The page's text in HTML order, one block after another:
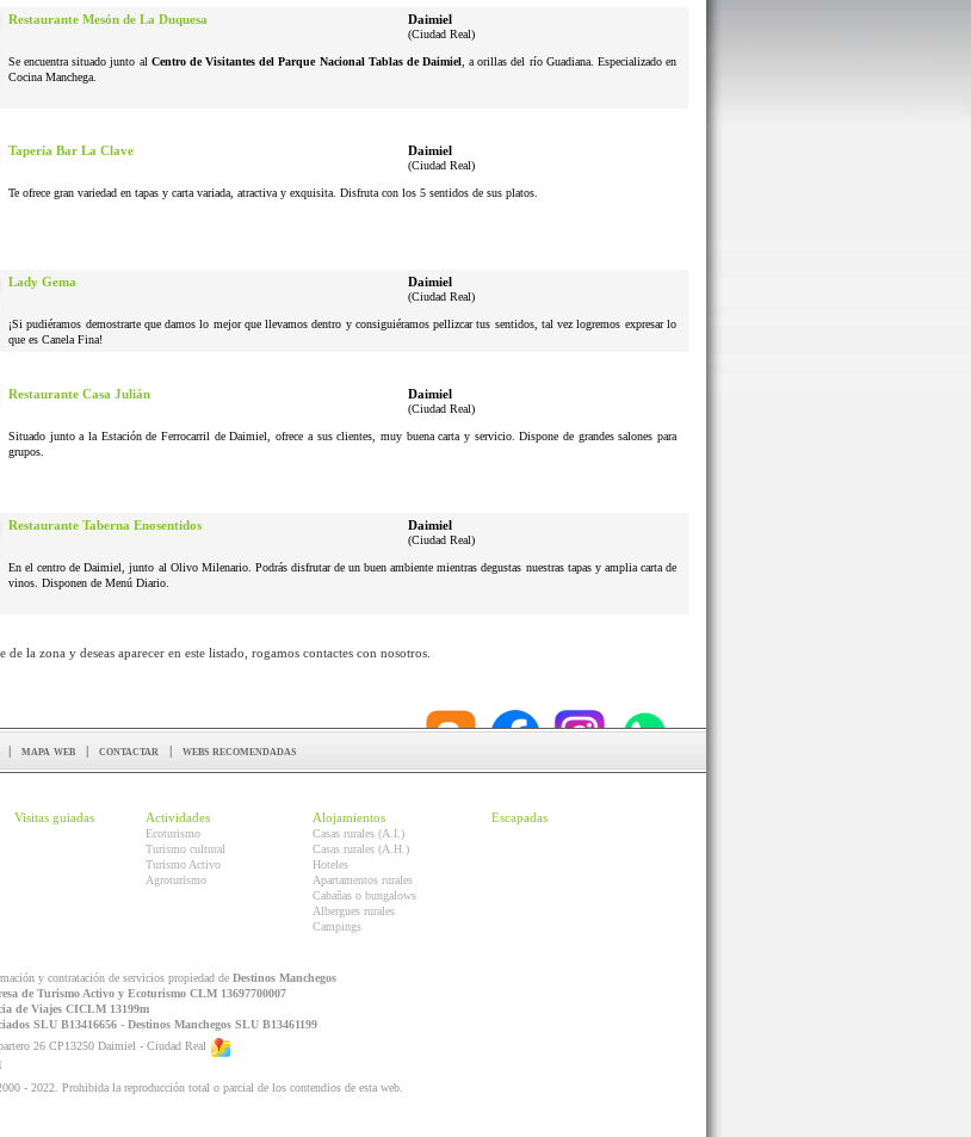
Restaurante Mesón de La Duquesa Daimiel
(Ciudad Real)
Se encuentra situado junto al Centro de Visitantes del Parque Nacional Tablas de Daimiel, a orillas del río Guadiana. Especializado en
Cocina Manchega.
Tapería Bar La Clave Daimiel
(Ciudad Real)
Te ofrece gran variedad en tapas y carta variada, atractiva y exquisita. Disfruta con los 5 sentidos de sus platos.
Lady Gema Daimiel
(Ciudad Real)
¡Si pudiéramos demostrarte que damos lo mejor que llevamos dentro y consiguiéramos pellizcar tus sentidos, tal vez logremos expresar lo
que es Canela Fina!
Restaurante Casa Julián Daimiel
(Ciudad Real)
Situado junto a la Estación de Ferrocarril de Daimiel, ofrece a sus clientes, muy buena carta y servicio. Dispone de grandes salones para
grupos.
Restaurante Taberna Enosentidos Daimiel
(Ciudad Real)
En el centro de Daimiel, junto al Olivo Milenario. Podrás disfrutar de un buen ambiente mientras degustas nuestras tapas y amplia carta de
vinos. Disponen de Menú Diario.
de la zona y deseas aparecer en este listado, rogamos contactes con nosotros.
| mapa web | contactar | webs recomendadas
Visitas guiadas Actividades
Ecoturismo
Turismo cultural
Turismo Activo
Agroturismo
Alojamientos
Casas rurales (A.I.)
Casas rurales (A.H.)
Hoteles
Apartamentos rurales
Cabañas o bungalows
Albergues rurales
Campings
Escapadas
y contratación de servicios propiedad de Destinos Manchegos
de Turismo Activo y Ecoturismo CLM 13697700007
de Viajes CICLM 13199m
SLU B13416656 - Destinos Manchegos SLU B13461199
26 CP13250 Daimiel - Ciudad Real
- 2022. Prohibida la reproducción total o parcial de los contendios de esta web.